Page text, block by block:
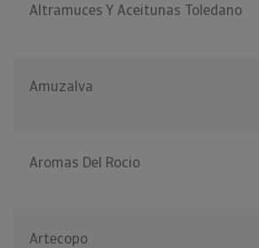
Altramuces Y Aceitunas Toledano
Amuzalva
Aromas Del Rocio
Artecopo